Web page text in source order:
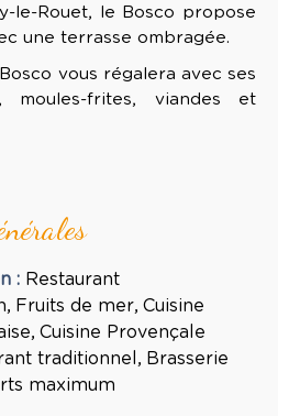
le-Rouet, le Bosco propose
une terrasse ombragée.
vous régalera avec ses
moules-frites, viandes et
: Restaurant
Fruits de mer Cuisine
Cuisine Provençale
traditionnel Brasserie
maximum